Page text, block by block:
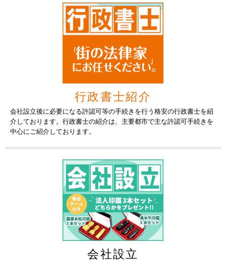
行政書士紹介
会社設立後に必要になる許認可等の手続きを行う格安の行政書士を紹
介しております。行政書士の紹介は、主要都市で主な許認可手続きを
中心にご紹介しております。
会社設立